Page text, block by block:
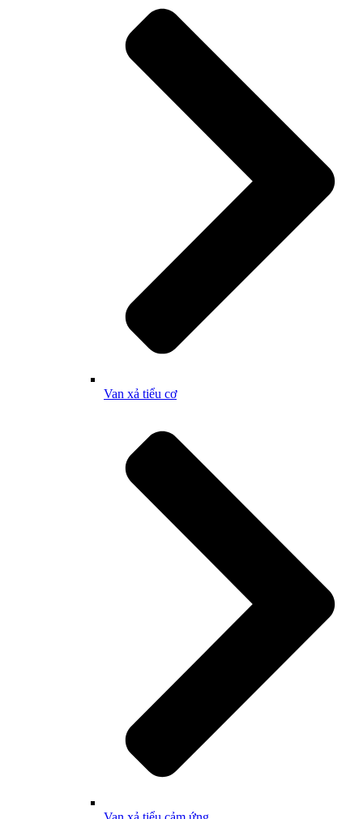
Van xả tiểu cơ